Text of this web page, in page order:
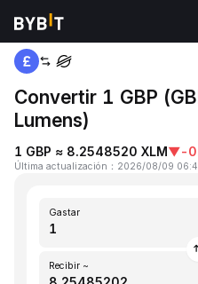
Inicio GBP to XLM
Convertir 1 GBP
Lumens)
1 GBP ≈ 8.2548520 XLM▼-
Última actualización ： 2026/08/09
Gastar
Recibir ~